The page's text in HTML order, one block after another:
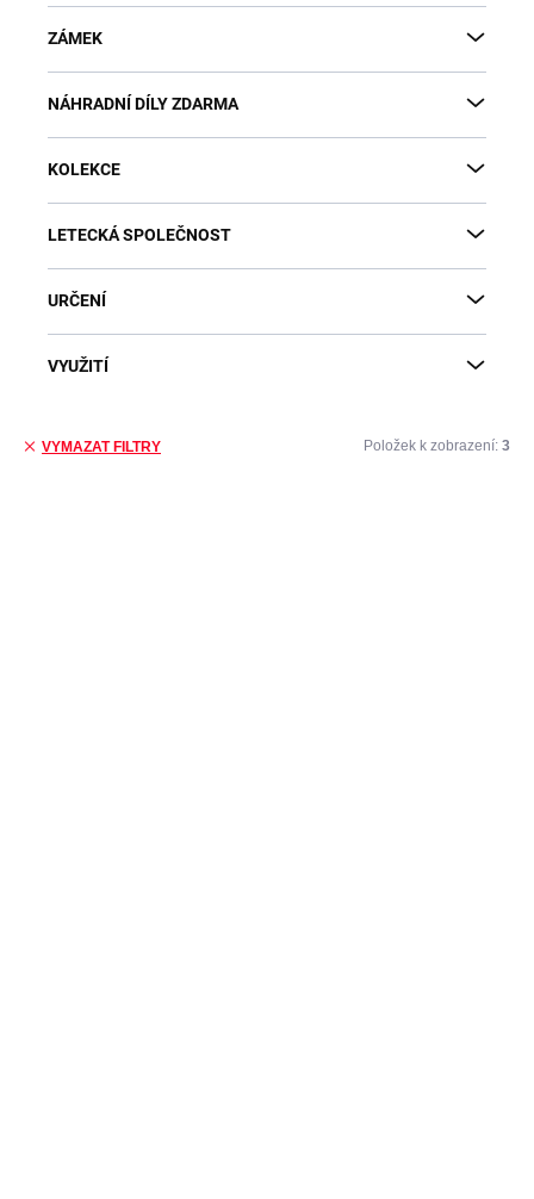
ZÁMEK
NÁHRADNÍ DÍLY ZDARMA
KOLEKCE
LETECKÁ SPOLEČNOST
URČENÍ
VYUŽITÍ
VYMAZAT FILTRY Položek k zobrazení: 3